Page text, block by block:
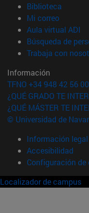
Biblioteca
Mi correo(abre en
Aula virtual ADI
Búsqueda de
Trabaja con
Información
TFNO +34 948 42 56 00
¿QUÉ GRADO TE
¿QUÉ MÁSTER TE
© Universidad de
Información legal
Accesibilidad
Configuración de
Localizador de campus